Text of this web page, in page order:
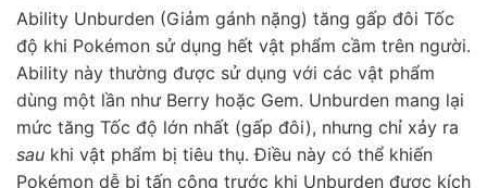
Ability Unburden (Giảm gánh nặng) tăng gấp đôi Tốc
độ khi Pokémon sử dụng hết vật phẩm cầm trên người.
Ability này thường được sử dụng với các vật phẩm
dùng một lần như Berry hoặc Gem. Unburden mang lại
mức tăng Tốc độ lớn nhất (gấp đôi), nhưng chỉ xảy ra
sau khi vật phẩm bị tiêu thụ. Điều này có thể khiến
Pokémon dễ bị tấn công trước khi Unburden được kích